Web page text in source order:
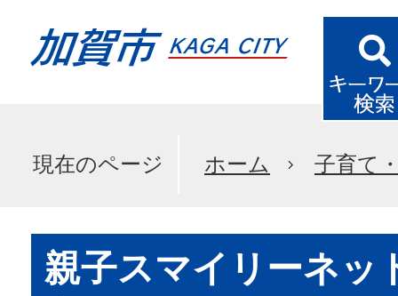
現在のページ ホーム 子育て
親子スマイリーネッ